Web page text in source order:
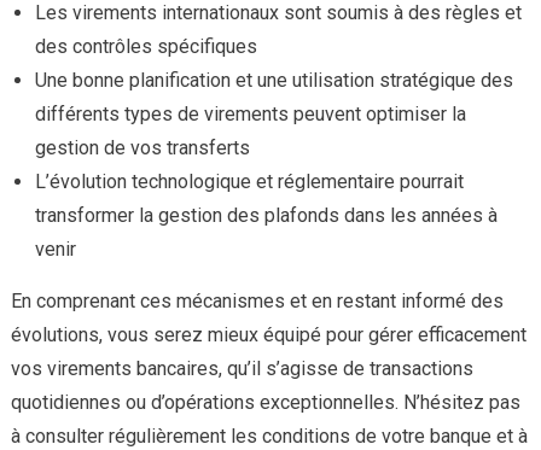
Les virements internationaux sont soumis à des règles et
des contrôles spécifiques
Une bonne planification et une utilisation stratégique des
différents types de virements peuvent optimiser la
gestion de vos transferts
L’évolution technologique et réglementaire pourrait
transformer la gestion des plafonds dans les années à
venir
En comprenant ces mécanismes et en restant informé des
évolutions, vous serez mieux équipé pour gérer efficacement
vos virements bancaires, qu’il s’agisse de transactions
quotidiennes ou d’opérations exceptionnelles. N’hésitez pas
à consulter régulièrement les conditions de votre banque et à